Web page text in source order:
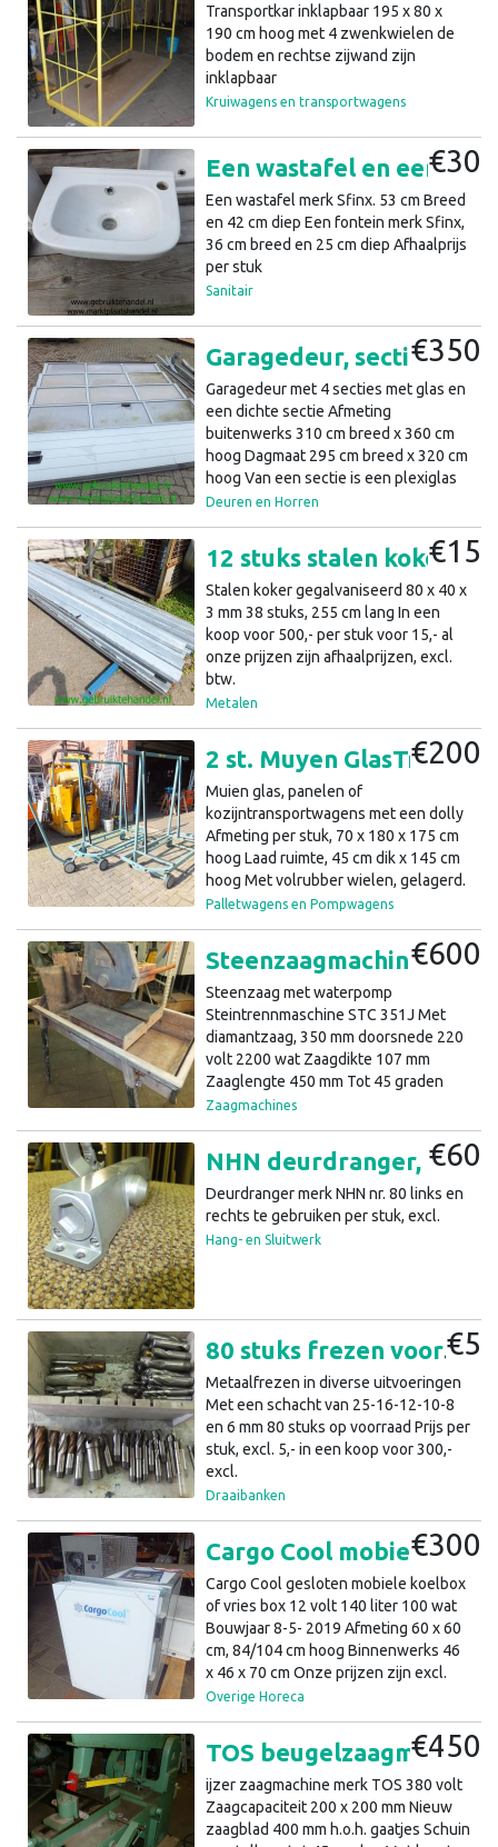
Transportkar inklapbaar 195 x 80 x
190 cm hoog met 4 zwenkwielen de
bodem en rechtse zijwand zijn
inklapbaar
Kruiwagens en transportwagens
Een wastafel en een fontein (a43)1
€30
Een wastafel merk Sfinx. 53 cm Breed
en 42 cm diep Een fontein merk Sfinx,
36 cm breed en 25 cm diep Afhaalprijs
per stuk
Sanitair
Garagedeur, sectionaaldeur, bedrijfsdeur 310x 360cm (a41)5
€350
Garagedeur met 4 secties met glas en
een dichte sectie Afmeting
buitenwerks 310 cm breed x 360 cm
hoog Dagmaat 295 cm breed x 320 cm
hoog Van een sectie is een plexiglas
ruit stuk De deur is hand bediend De
dus voor een dakhelling van 45
graden Kleur buiten lichtgrijs De prijs
is excl.
Deuren en Horren
12 stuks stalen koker 40x80x3mm 255cm gegalvaniseerd (a40)38
€15
Stalen koker gegalvaniseerd 80 x 40 x
3 mm 38 stuks, 255 cm lang In een
koop voor 500,- per stuk voor 15,- al
onze prijzen zijn afhaalprijzen, excl.
btw.
Metalen
2 st. Muyen GlasTransport wagens + 1 Dolly (12.2)15
€200
Muien glas, panelen of
kozijntransportwagens met een dolly
Afmeting per stuk, 70 x 180 x 175 cm
hoog Laad ruimte, 45 cm dik x 145 cm
hoog Met volrubber wielen, gelagerd.
de wagens per stuk voor 200,- excl.
Palletwagens en Pompwagens
Steenzaagmachine, Clipper, diamantzaag, 220V (12.2)10
€600
Steenzaag met waterpomp
Steintrennmaschine STC 351J Met
diamantzaag, 350 mm doorsnede 220
volt 2200 wat Zaagdikte 107 mm
Zaaglengte 450 mm Tot 45 graden
schuin verstelbaar Met waterpomp in
Zaagmachines
NHN deurdranger, deursluiter,deurveer (a31)12
€60
Deurdranger merk NHN nr. 80 links en
rechts te gebruiken per stuk, excl.
Hang- en Sluitwerk
80 stuks frezen voor een metaal freesbank, per stuk (a30)11
€5
Metaalfrezen in diverse uitvoeringen
Met een schacht van 25-16-12-10-8
en 6 mm 80 stuks op voorraad Prijs per
stuk, excl. 5,- in een koop voor 300,-
excl.
Draaibanken
Cargo Cool mobiele koelkast of vrieskast 12V (a8)18
€300
Cargo Cool gesloten mobiele koelbox
of vries box 12 volt 140 liter 100 wat
Bouwjaar 8-5- 2019 Afmeting 60 x 60
cm, 84/104 cm hoog Binnenwerks 46
x 46 x 70 cm Onze prijzen zijn excl.
btw.
Overige Horeca
TOS beugelzaagmachine, ijzer zaagmachine 380 volt (3a)8
€450
ijzer zaagmachine merk TOS 380 volt
Zaagcapaciteit 200 x 200 mm Nieuw
zaagblad 400 mm h.o.h. gaatjes Schuin